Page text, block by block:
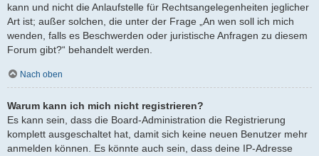
kann und nicht die Anlaufstelle für Rechtsangelegenheiten jeglicher
Art ist; außer solchen, die unter der Frage „An wen soll ich mich
wenden, falls es Beschwerden oder juristische Anfragen zu diesem
Forum gibt?“ behandelt werden.
Nach oben
Warum kann ich mich nicht registrieren?
Es kann sein, dass die Board-Administration die Registrierung
komplett ausgeschaltet hat, damit sich keine neuen Benutzer mehr
anmelden können. Es könnte auch sein, dass deine IP-Adresse